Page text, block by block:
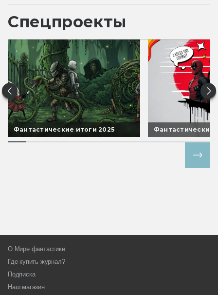
Спецпроекты
Фантастические итоги 2025 Фантастические
О Мире фантастики
Где купить журнал?
Подписка
Наш магазин